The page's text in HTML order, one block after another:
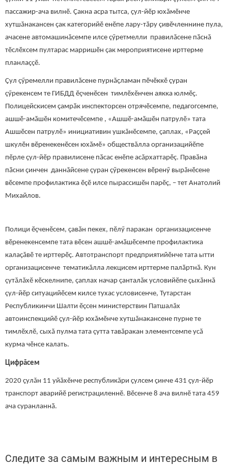
пассажир-ача вилнӗ. Ҫакна асра тытса, ҫул-йӗр юхăмӗнче
хутшăнакансен çак категорийӗ енӗпе лару-тӑру çивӗчленнине пула,
ачасене автомашинăсемпе илсе çӳретмелли правилăсене пӑснă
тӗслӗхсем пултарас марришӗн çак мероприятисене ирттерме
планлаççӗ.
Çул çӳремелли правилăсене пурнăçламан пӗчӗккӗ çуран
çӳрекенсем те ГИБДД ӗçченӗсен тимлӗхӗнчен аякка юлмӗҫ.
Полицейскисем ҫамрӑк инспекторсен отрячӗсемпе, педагогсемпе,
ашшӗ-амӑшӗн комитечӗсемпе , «Ашшӗ-амӑшӗн патрулӗ» тата
Ашшӗсен патрулӗ» инициативин ушкăнӗсемпе, çаплах, «Раҫҫей
шкулӗн вӗренекенӗсен юхӑмӗ» обществăлла организацийӗпе
пӗрле ҫул-йӗр правилисене пӑсас енӗпе асăрхаттарӗç. Правӑна
пӑсни ҫинчен даннăйсене çуран çӳрекенсен вӗренӳ вырăнӗсене
вӗсемпе профилактика ӗçӗ илсе пырассишӗн парӗç, – тет Анатолий
Михайлов.
Полици ӗçченӗсем, ҫавӑн пекех, пӗлӳ паракан организацисенче
вӗренекенсемпе тата вӗсен ашшӗ-амӑшӗсемпе профилактика
калаҫăвӗ те ирттерӗҫ. Автотранспорт предприятийӗнче тата ытти
организацисенче тематикăлла лекцисем ирттерме палӑртнӑ. Кун
çутăлăхӗ кӗскелнипе, çаплах начар çанталăк условийӗпе çыхăннă
çул-йӗр ситуацийӗсем килсе тухас условисенче, Тутарстан
Республикинчи Шалти ӗçсен министерствин Патшалăх
автоинспекцийӗ ҫул-йӗр юхăмӗнче хутшăнакансене пурне те
тимлӗхлӗ, сыхă пулма тата çутта тавăракан элементсемпе усă
курма чӗнсе калать.
Цифрăсем
2020 ҫулăн 11 уйăхӗнче республикăри ҫулсем ҫинче 431 ҫул-йӗр
транспорт аварийӗ регистрациленнӗ. Вӗсенче 8 ача вилнӗ тата 459
ача суранланнӑ.
Следите за самым важным и интересным в